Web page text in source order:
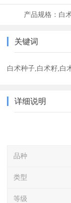
产品规格： 白
关键词
白术种子,白术籽,白
详细说明
品种
类型
等级